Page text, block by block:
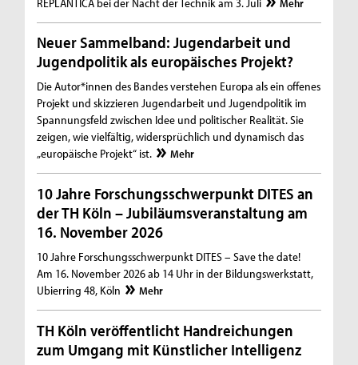
Mehr
Neuer Sammelband: Jugendarbeit und
Jugendpolitik als europäisches Projekt?
Die Autor*innen des Bandes verstehen Europa als ein offenes
Projekt und skizzieren Jugendarbeit und Jugendpolitik im
Spannungsfeld zwischen Idee und politischer Realität. Sie
zeigen, wie vielfältig, widersprüchlich und dynamisch das
„europäische Projekt“ ist.
Mehr
10 Jahre Forschungsschwerpunkt DITES an
der TH Köln – Jubiläumsveranstaltung am
16. November 2026
10 Jahre Forschungsschwerpunkt DITES – Save the date!
Am 16. November 2026 ab 14 Uhr in der Bildungswerkstatt,
Ubierring 48, Köln
Mehr
TH Köln veröffentlicht Handreichungen
zum Umgang mit Künstlicher Intelligenz